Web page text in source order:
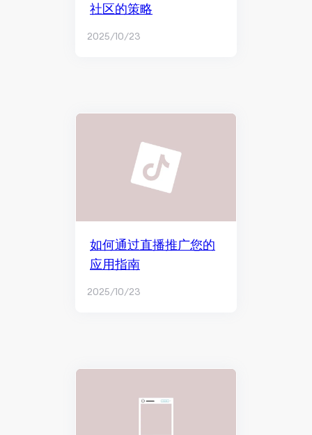
社区的策略
2025/10/23
如何通过直播推广您的
应用指南
2025/10/23